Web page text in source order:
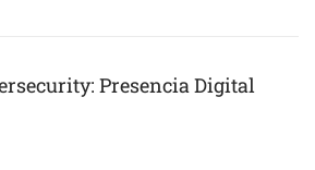
Presencia Digital